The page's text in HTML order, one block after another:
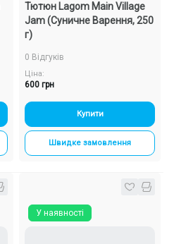
Тютюн Lagom Main Village
Jam (Суничне Варення, 250
г)
0 Відгуків
Ціна:
600 грн
Купити
Швидке замовлення
У наявності